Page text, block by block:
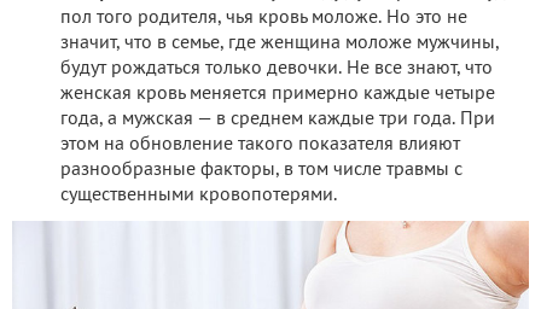
пол того родителя, чья кровь моложе. Но это не
значит, что в семье, где женщина моложе мужчины,
будут рождаться только девочки. Не все знают, что
женская кровь меняется примерно каждые четыре
года, а мужская — в среднем каждые три года. При
этом на обновление такого показателя влияют
разнообразные факторы, в том числе травмы с
существенными кровопотерями.